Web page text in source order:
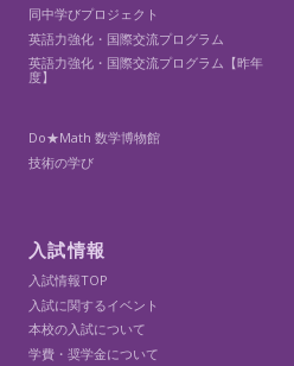
同中学びプロジェクト
英語力強化・国際交流プログラム
英語力強化・国際交流プログラム【昨年
度】
Do★Math 数学博物館
技術の学び
入試情報
入試情報TOP
入試に関するイベント
本校の入試について
学費・奨学金について